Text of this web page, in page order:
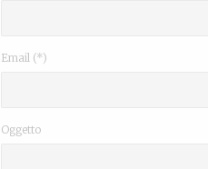
Email (*)
Oggetto